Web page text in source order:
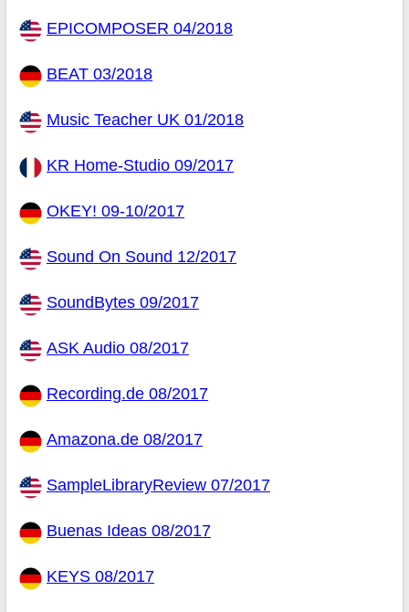
EPICOMPOSER 04/2018
BEAT 03/2018
Music Teacher UK 01/2018
KR Home-Studio 09/2017
OKEY! 09-10/2017
Sound On Sound 12/2017
SoundBytes 09/2017
ASK Audio 08/2017
Recording.de 08/2017
Amazona.de 08/2017
SampleLibraryReview 07/2017
Buenas Ideas 08/2017
KEYS 08/2017